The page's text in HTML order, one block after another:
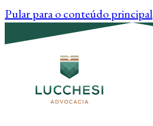
Pular para o conteúdo principal